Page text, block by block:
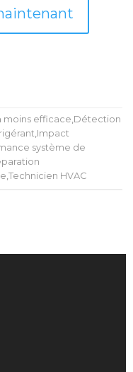
moins efficace Détection
Impact
système de
Technicien HVAC